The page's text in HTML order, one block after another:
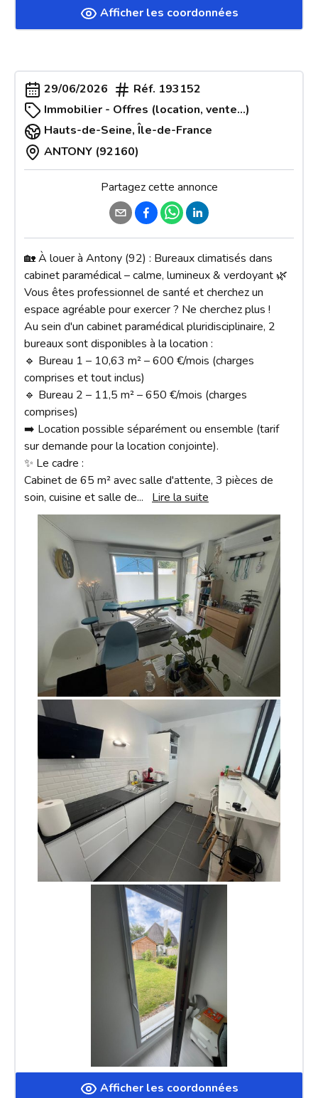
Afficher les coordonnées
29/06/2026 Réf. 193152
Immobilier - Offres (location, vente...)
Hauts-de-Seine,Île-de-France
ANTONY (92160)
Partagez cette annonce
🏡 À louer à Antony (92) : Bureaux climatisés dans
cabinet paramédical – calme, lumineux & verdoyant 🌿
Vous êtes professionnel de santé et cherchez un
espace agréable pour exercer ? Ne cherchez plus !
Au sein d'un cabinet paramédical pluridisciplinaire, 2
bureaux sont disponibles à la location :
🔹 Bureau 1 – 10,63 m² – 600 €/mois (charges
comprises et tout inclus)
🔹 Bureau 2 – 11,5 m² – 650 €/mois (charges
comprises)
➡️ Location possible séparément ou ensemble (tarif
sur demande pour la location conjointe).
✨ Le cadre :
Cabinet de 65 m² avec salle d'attente, 3 pièces de
soin, cuisine et salle de... Lire la suite
Afficher les coordonnées